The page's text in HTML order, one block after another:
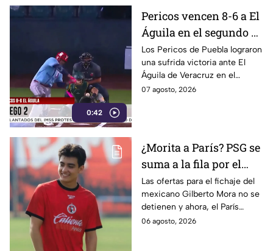
0:42
Pericos vencen 8-6 a El
Águila en el segundo de
la serie
Los Pericos de Puebla lograron
una sufrida victoria ante El
Águila de Veracruz en el
segundo de la serie por pizarra
07 agosto, 2026
¿Morita a París? PSG se
suma a la fila por el
fichaje de Gilberto
Mora
Las ofertas para el fichaje del
mexicano Gilberto Mora no se
detienen y ahora, el París
Saint-Germain (PSG) Football
06 agosto, 2026